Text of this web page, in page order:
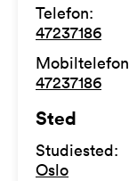
Telefon:
47237186
Mobiltelefon
47237186
Sted
Studiested:
Oslo